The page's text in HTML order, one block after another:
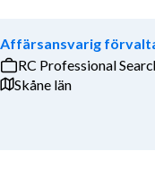
Affärsansvarig
RC Professional
Skåne län